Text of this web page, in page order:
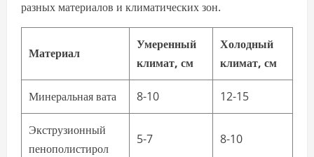
разных материалов и климатических зон.
Материал
Умеренный
климат, см
Холодный
климат, см
Минеральная вата 8-10 12-15
Экструзионный
пенополистирол
5-7 8-10